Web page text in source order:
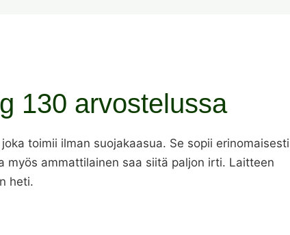
130 arvostelussa
toimii ilman suojakaasua. Se sopii erinomaisesti
myös ammattilainen saa siitä paljon irti. Laitteen
heti.